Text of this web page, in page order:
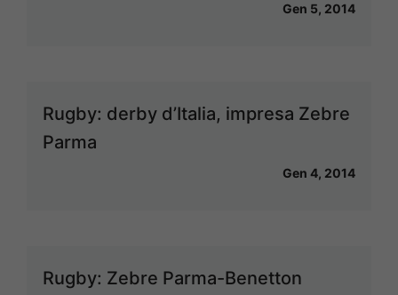
Gen 5, 2014
Rugby: derby d’Italia, impresa Zebre
Parma
Gen 4, 2014
Rugby: Zebre Parma-Benetton